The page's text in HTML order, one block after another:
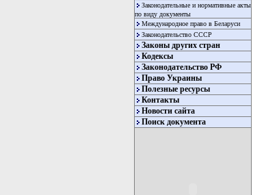
Законодательные и нормативные акты
по виду документы
Международное право в Беларуси
Законодательство СССР
Законы других стран
Кодексы
Законодательство РФ
Право Украины
Полезные ресурсы
Контакты
Новости сайта
Поиск документа